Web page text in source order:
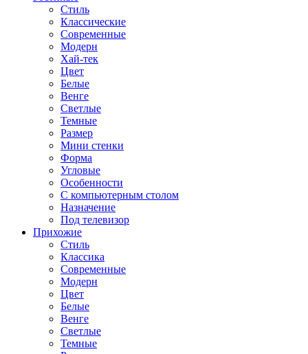
Стиль
Классические
Современные
Модерн
Хай-тек
Цвет
Белые
Венге
Светлые
Темные
Размер
Мини стенки
Форма
Угловые
Особенности
С компьютерным столом
Назначение
Под телевизор
Прихожие
Стиль
Классика
Современные
Модерн
Цвет
Белые
Венге
Светлые
Темные